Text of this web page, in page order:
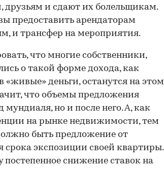
друзьям и сдают их болельщикам.
предоставить арендаторам
и трансфер на мероприятия.
что многие собственники,
о такой форме дохода, как
«живые» деньги, останутся на этом
что объемы предложения
мундиаля, но и после него. А, как
на рынке недвижимости, тем
быть предложение от
срока экспозиции своей квартиры.
снижение ставок на